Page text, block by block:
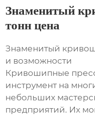
Знаменитый
тонн цена
Знаменитый
и возможности
Кривошипные
инструмент на
небольших
предприятий. Их